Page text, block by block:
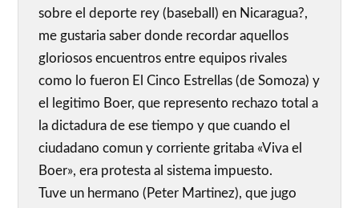
sobre el deporte rey (baseball) en Nicaragua?,
me gustaria saber donde recordar aquellos
gloriosos encuentros entre equipos rivales
como lo fueron El Cinco Estrellas (de Somoza) y
el legitimo Boer, que represento rechazo total a
la dictadura de ese tiempo y que cuando el
ciudadano comun y corriente gritaba «Viva el
Boer», era protesta al sistema impuesto.
Tuve un hermano (Peter Martinez), que jugo